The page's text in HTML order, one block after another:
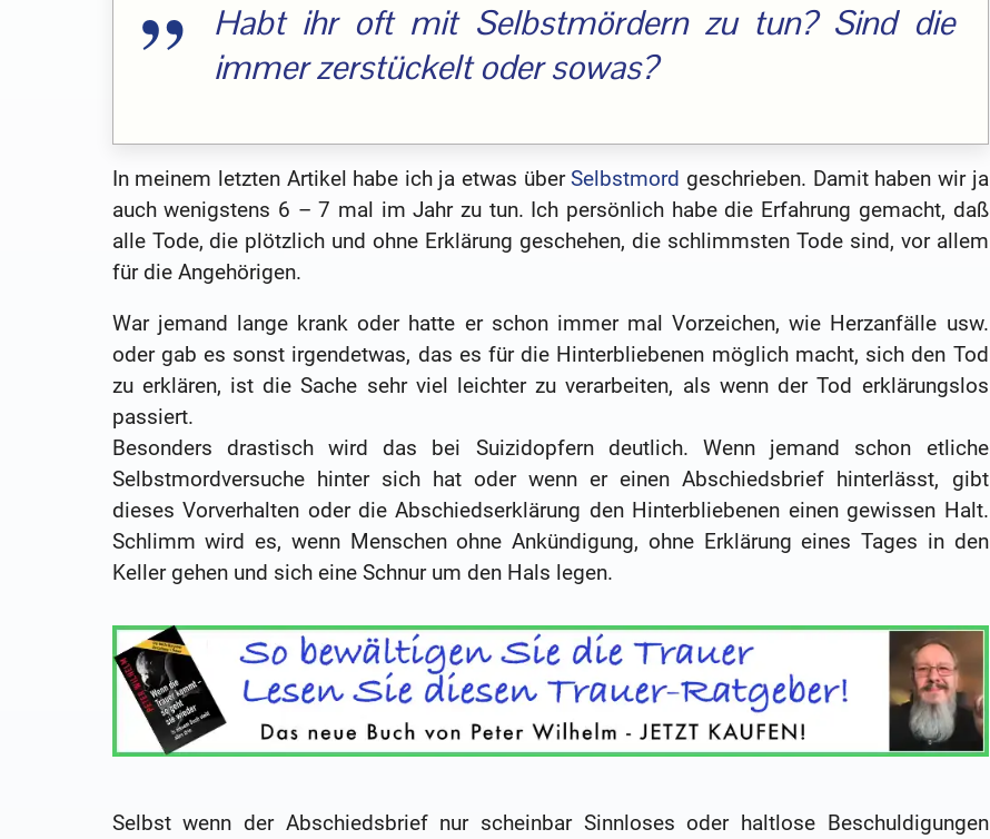
Habt ihr oft mit Selbstmördern zu tun? Sind die
immer zerstückelt oder sowas?
In meinem letzten Artikel habe ich ja etwas überSelbstmord geschrieben. Damit haben wir ja
auch wenigstens 6 – 7 mal im Jahr zu tun. Ich persönlich habe die Erfahrung gemacht, daß
alle Tode, die plötzlich und ohne Erklärung geschehen, die schlimmsten Tode sind, vor allem
für die Angehörigen.
War jemand lange krank oder hatte er schon immer mal Vorzeichen, wie Herzanfälle usw.
oder gab es sonst irgendetwas, das es für die Hinterbliebenen möglich macht, sich den Tod
zu erklären, ist die Sache sehr viel leichter zu verarbeiten, als wenn der Tod erklärungslos
passiert.
Besonders drastisch wird das bei Suizidopfern deutlich. Wenn jemand schon etliche
Selbstmordversuche hinter sich hat oder wenn er einen Abschiedsbrief hinterlässt, gibt
dieses Vorverhalten oder die Abschiedserklärung den Hinterbliebenen einen gewissen Halt.
Schlimm wird es, wenn Menschen ohne Ankündigung, ohne Erklärung eines Tages in den
Keller gehen und sich eine Schnur um den Hals legen.
Selbst wenn der Abschiedsbrief nur scheinbar Sinnloses oder haltlose Beschuldigungen